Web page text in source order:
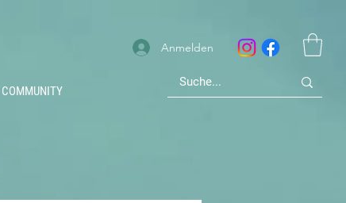
COMMUNITY
Anmelden